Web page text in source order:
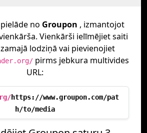
no Groupon , izmantojot
Vienkārši ielīmējiet saiti
lodziņā vai pievienojiet
pirms jebkura multivides
URL:
https://www.groupon.com/pat
h/to/media